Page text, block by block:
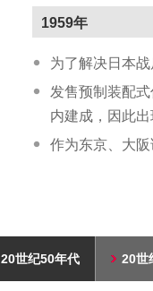
1959年
为了解决日本
发售预制装配
内建成，因此
作为东京、大
20世纪50年代 20世